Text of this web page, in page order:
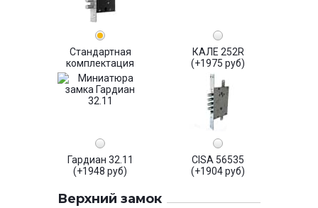
Стандартная
комплектация
КАЛЕ 252R
(+1975 руб)
Гардиан 32.11
(+1948 руб)
CISA 56535
(+1904 руб)
Верхний замок